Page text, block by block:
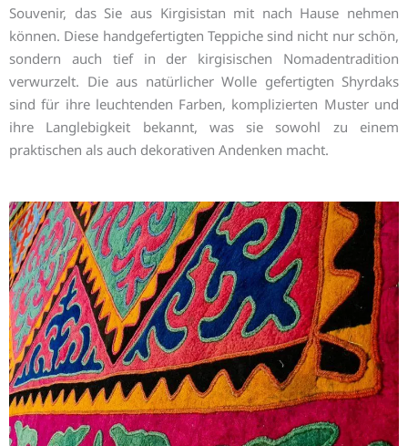
Souvenir, das Sie aus Kirgisistan mit nach Hause nehmen
können. Diese handgefertigten Teppiche sind nicht nur schön,
sondern auch tief in der kirgisischen Nomadentradition
verwurzelt. Die aus natürlicher Wolle gefertigten Shyrdaks
sind für ihre leuchtenden Farben, komplizierten Muster und
ihre Langlebigkeit bekannt, was sie sowohl zu einem
praktischen als auch dekorativen Andenken macht.